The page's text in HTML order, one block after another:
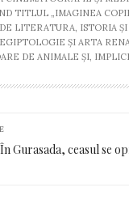
TITLUL „IMAGINEA
LITERATURA, ISTORIA
ŞI ARTA
DE ANIMALE ŞI,
Gurasada, ceasul se